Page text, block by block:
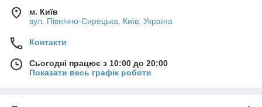
м. Київ
вул. Північно-Сирецька, Київ, Україна
Контакти
Сьогодні працює з 10:00 до 20:00
Показати весь графік роботи